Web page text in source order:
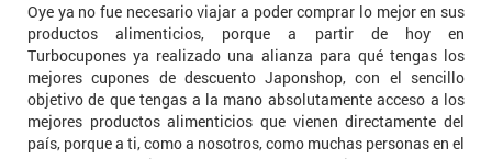
Oye ya no fue necesario viajar a poder comprar lo mejor en sus
productos alimenticios, porque a partir de hoy en
Turbocupones ya realizado una alianza para qué tengas los
mejores cupones de descuento Japonshop, con el sencillo
objetivo de que tengas a la mano absolutamente acceso a los
mejores productos alimenticios que vienen directamente del
país, porque a ti, como a nosotros, como muchas personas en el